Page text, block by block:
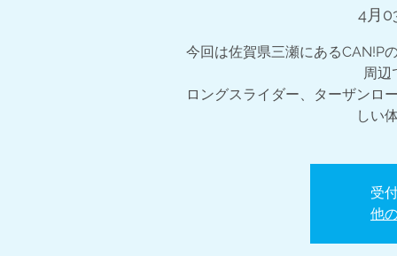
4月
今回は佐賀県三瀬にあるCAN!P
周辺
ロングスライダー、ターザンロ
しい
受
他